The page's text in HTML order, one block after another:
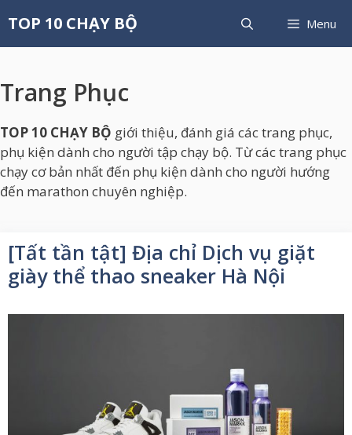
đến
nội
TOP 10 CHẠY BỘ Menu
Trang Phục
TOP 10 CHẠY BỘ giới thiệu, đánh giá các trang phục,
phụ kiện dành cho người tập chạy bộ. Từ các trang phục
chạy cơ bản nhất đến phụ kiện dành cho người hướng
đến marathon chuyên nghiệp.
[Tất tần tật] Địa chỉ Dịch vụ giặt
giày thể thao sneaker Hà Nội